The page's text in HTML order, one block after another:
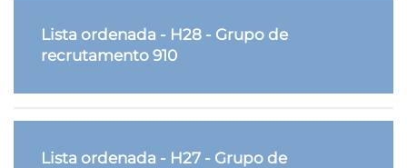
Lista ordenada - H28 - Grupo de
recrutamento 910
Lista ordenada - H27 - Grupo de